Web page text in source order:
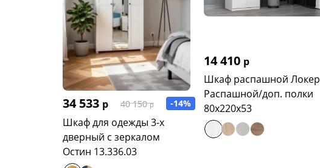
34 533 р 40 150 р -14%
Шкаф для одежды 3-х
дверный с зеркалом
Остин 13.336.03
14 410 р
Шкаф распашной Локер
Распашной/доп. полки
80х220х53